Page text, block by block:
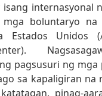
isang internasyonal
boluntaryo
Estados Unidos
pagsusuri ng
sa kapaligiran na
pinag-